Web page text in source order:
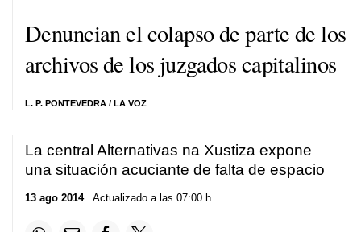
Denuncian el colapso de parte de los
archivos de los juzgados capitalinos
L. P. PONTEVEDRA / LA VOZ
La central Alternativas na Xustiza expone
una situación acuciante de falta de espacio
13 ago 2014. Actualizado a las 07:00 h.